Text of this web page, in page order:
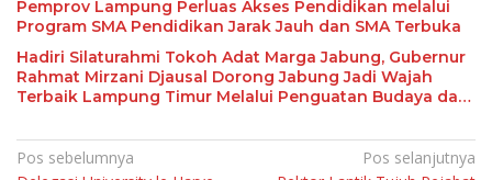
Pemprov Lampung Perluas Akses Pendidikan melalui
Program SMA Pendidikan Jarak Jauh dan SMA Terbuka
Hadiri Silaturahmi Tokoh Adat Marga Jabung, Gubernur
Rahmat Mirzani Djausal Dorong Jabung Jadi Wajah
Terbaik Lampung Timur Melalui Penguatan Budaya dan
Navigasi
Pos sebelumnya
Pos selanjutnya